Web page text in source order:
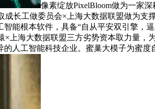
像素绽放PixelBloom做为一家
长工做委员会×上海大数据联盟做为支
能根本软件，具备“自从平安双引擎，
上海大数据联盟三方劣势资本取力量
人工智能科技企业。蜜巢大模子为蜜度